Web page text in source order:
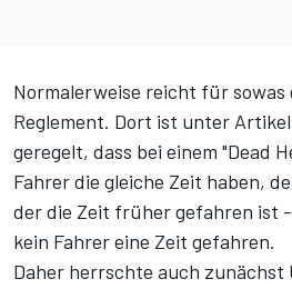
Normalerweise reicht für sowas
Reglement. Dort ist unter
geregelt, dass bei einem "Dead
Fahrer die gleiche Zeit haben,
der die Zeit früher gefahren ist
kein Fahrer eine Zeit gefahren.
Daher herrschte auch